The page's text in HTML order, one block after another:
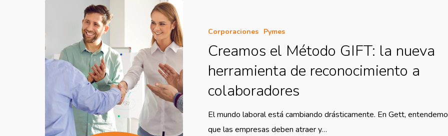
Corporaciones Pymes
Creamos el Método GIFT: la nueva
herramienta de reconocimiento a
colaboradores
El mundo laboral está cambiando drásticamente. En Gett,
que las empresas deben atraer y…